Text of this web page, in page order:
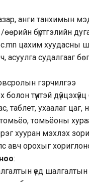
анги танхимын
бүртгэлийн
цахим хуудасны
асуулга судалгааг
гэрчилгээ
түүнтэй
таблет, ухаалаг цаг,
томьёоны
хууран мэхлэх
авч орохыг
:
үед